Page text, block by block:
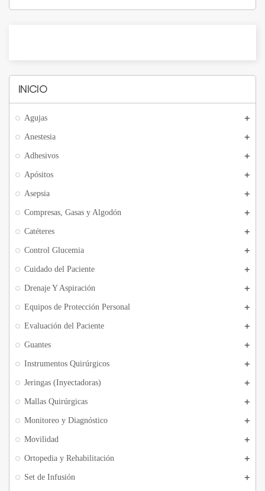
INICIO
Agujas
Anestesia
Adhesivos
Apósitos
Asepsia
Compresas, Gasas y Algodón
Catéteres
Control Glucemia
Cuidado del Paciente
Drenaje Y Aspiración
Equipos de Protección Personal
Evaluación del Paciente
Guantes
Instrumentos Quirúrgicos
Jeringas (Inyectadoras)
Mallas Quirúrgicas
Monitoreo y Diagnóstico
Movilidad
Ortopedia y Rehabilitación
Set de Infusión